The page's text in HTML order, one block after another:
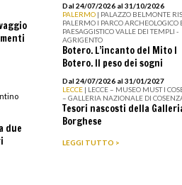
due
Dal 24/07/2026 al 31/10/2026
PALERMO | PALAZZO BELMONTE
PALERMO I PARCO ARCHEOLOGICO
PAESAGGISTICO VALLE DEI TEMPLI -
AGRIGENTO
Botero. L’incanto del Mito I
Botero. Il peso dei sogni
Dal 24/07/2026 al 31/01/2027
LECCE | LECCE – MUSEO MUST I
– GALLERIA NAZIONALE DI
Tesori nascosti della
Borghese
LEGGI TUTTO >